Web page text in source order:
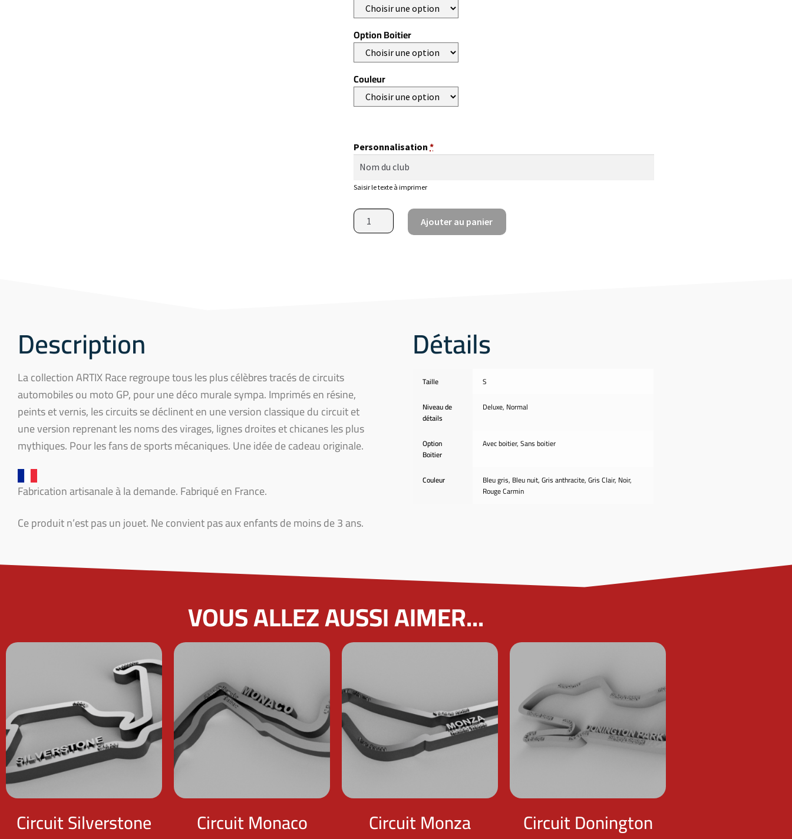
Option Boitier
Couleur
Personnalisation *
Saisir le texte à imprimer
Ajouter au panier
Description
La collection ARTIX Race regroupe tous les plus célèbres tracés de circuits
automobiles ou moto GP, pour une déco murale sympa. Imprimés en résine,
peints et vernis, les circuits se déclinent en une version classique du circuit et
une version reprenant les noms des virages, lignes droites et chicanes les plus
mythiques. Pour les fans de sports mécaniques. Une idée de cadeau originale.
Fabrication artisanale à la demande. Fabriqué en France.
Ce produit n’est pas un jouet. Ne convient pas aux enfants de moins de 3 ans.
Détails
Taille
S
Niveau de
détails
Deluxe, Normal
Option
Boitier
Avec boitier, Sans boitier
Couleur
Bleu gris, Bleu nuit, Gris anthracite, Gris Clair, Noir,
Rouge Carmin
VOUS ALLEZ AUSSI AIMER...
Circuit Silverstone Circuit Monaco Circuit Monza Circuit Donington